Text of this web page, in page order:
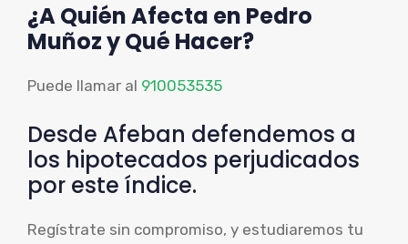
¿A Quién Afecta en Pedro
Muñoz y Qué Hacer?
Puede llamar al 910053535
Desde Afeban defendemos a
los hipotecados perjudicados
por este índice.
Regístrate sin compromiso, y estudiaremos tu